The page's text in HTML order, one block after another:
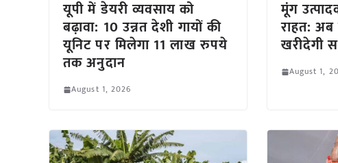
यूपी में डेयरी व्यवसाय को
बढ़ावा: 10 उन्नत देशी गायों की
यूनिट पर मिलेगा 11 लाख रुपये
तक अनुदान
August 1, 2026
मूंग
राहत:
खरीदेगी
August 1,